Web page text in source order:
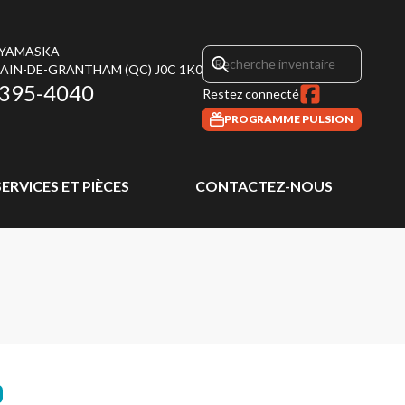
DE-GRANTHAM (QC) J0C 1K0
4040 Restez connecté
PROGRAMME PULSION
ET PIÈCES CONTACTEZ-NOUS